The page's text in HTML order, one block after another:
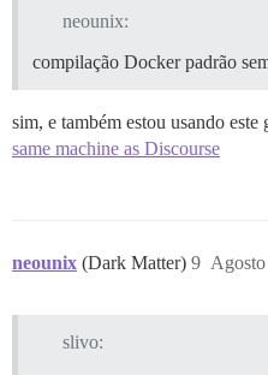
neounix:
compilação Docker padrão
sim, e também estou usando este
same machine as Discourse
neounix (Dark Matter) 9
slivo: